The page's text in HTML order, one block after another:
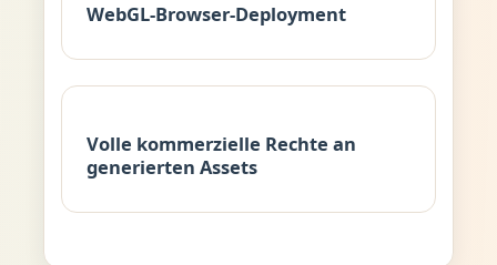
WebGL-Browser-Deployment
Volle kommerzielle Rechte an
generierten Assets